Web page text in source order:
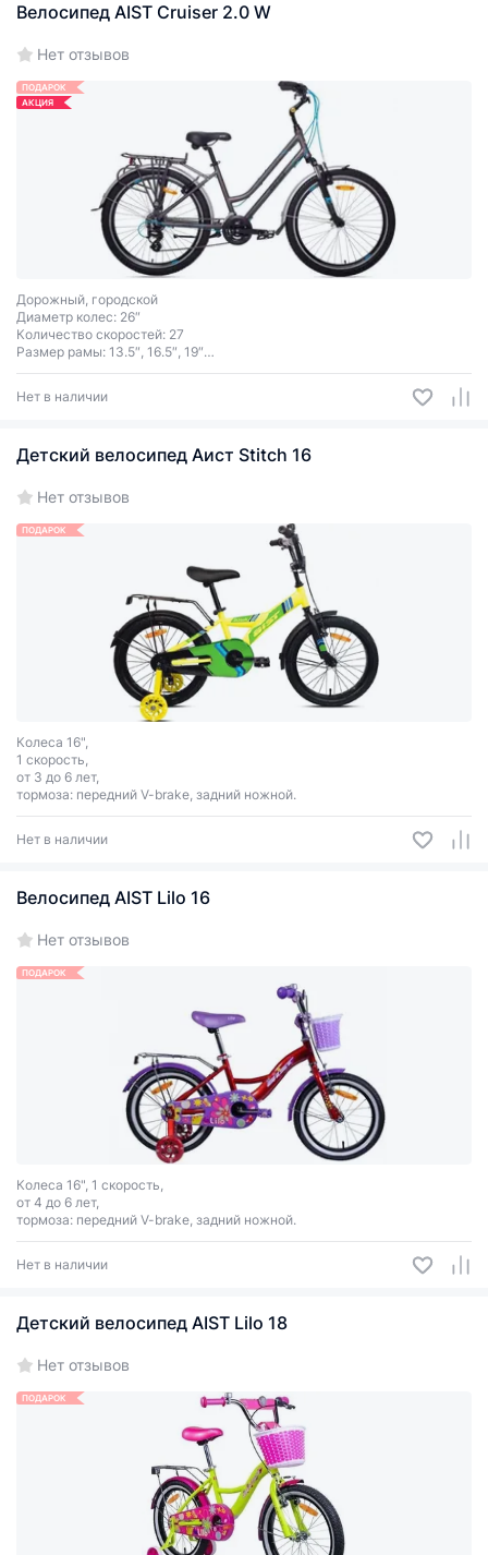
Велосипед AIST Cruiser 2.0 W
Нет отзывов
ПОДАРОК
АКЦИЯ
Дорожный, городской
Диаметр колес: 26″
Количество скоростей: 27
Размер рамы: 13.5″, 16.5″, 19″
Тормоза ободные V-brake
Нет в наличии
Детский велосипед Аист Stitch 16
Нет отзывов
ПОДАРОК
Колеса 16",
1 скорость,
от 3 до 6 лет,
тормоза: передний V-brake, задний ножной.
Нет в наличии
Велосипед AIST Lilo 16
Нет отзывов
ПОДАРОК
Колеса 16", 1 скорость,
от 4 до 6 лет,
тормоза: передний V-brake, задний ножной.
Нет в наличии
Детский велосипед AIST Lilo 18
Нет отзывов
ПОДАРОК